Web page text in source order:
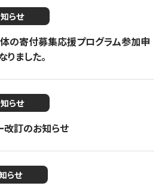
らせ
体の寄付募集応援プログラム参加申
ました。
らせ
改訂のお知らせ
らせ